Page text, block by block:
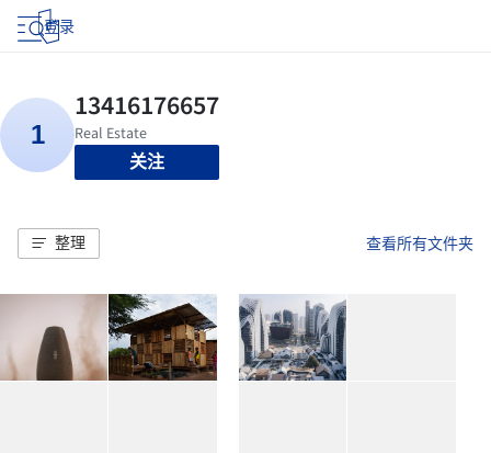
登录
关注
整理 查看所有文件夹